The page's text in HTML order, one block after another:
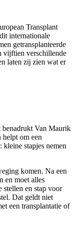
Transplant
internationale
getransplanteerde
vijftien verschillende
laten zij zien wat er
benadrukt Van Maurik
helpt om een
stapjes nemen
komen. Na een
en moet alles
en stap voor
Dat geldt niet
een transplantatie of